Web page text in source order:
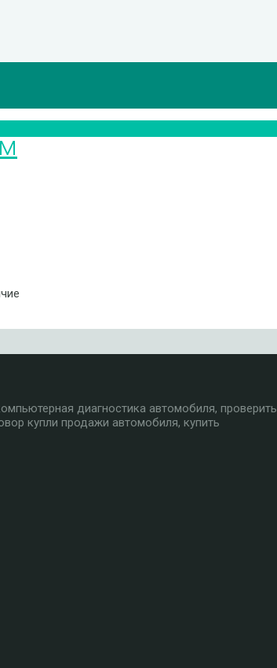
диагностика автомобиля, проверить
купли продажи автомобиля, купить